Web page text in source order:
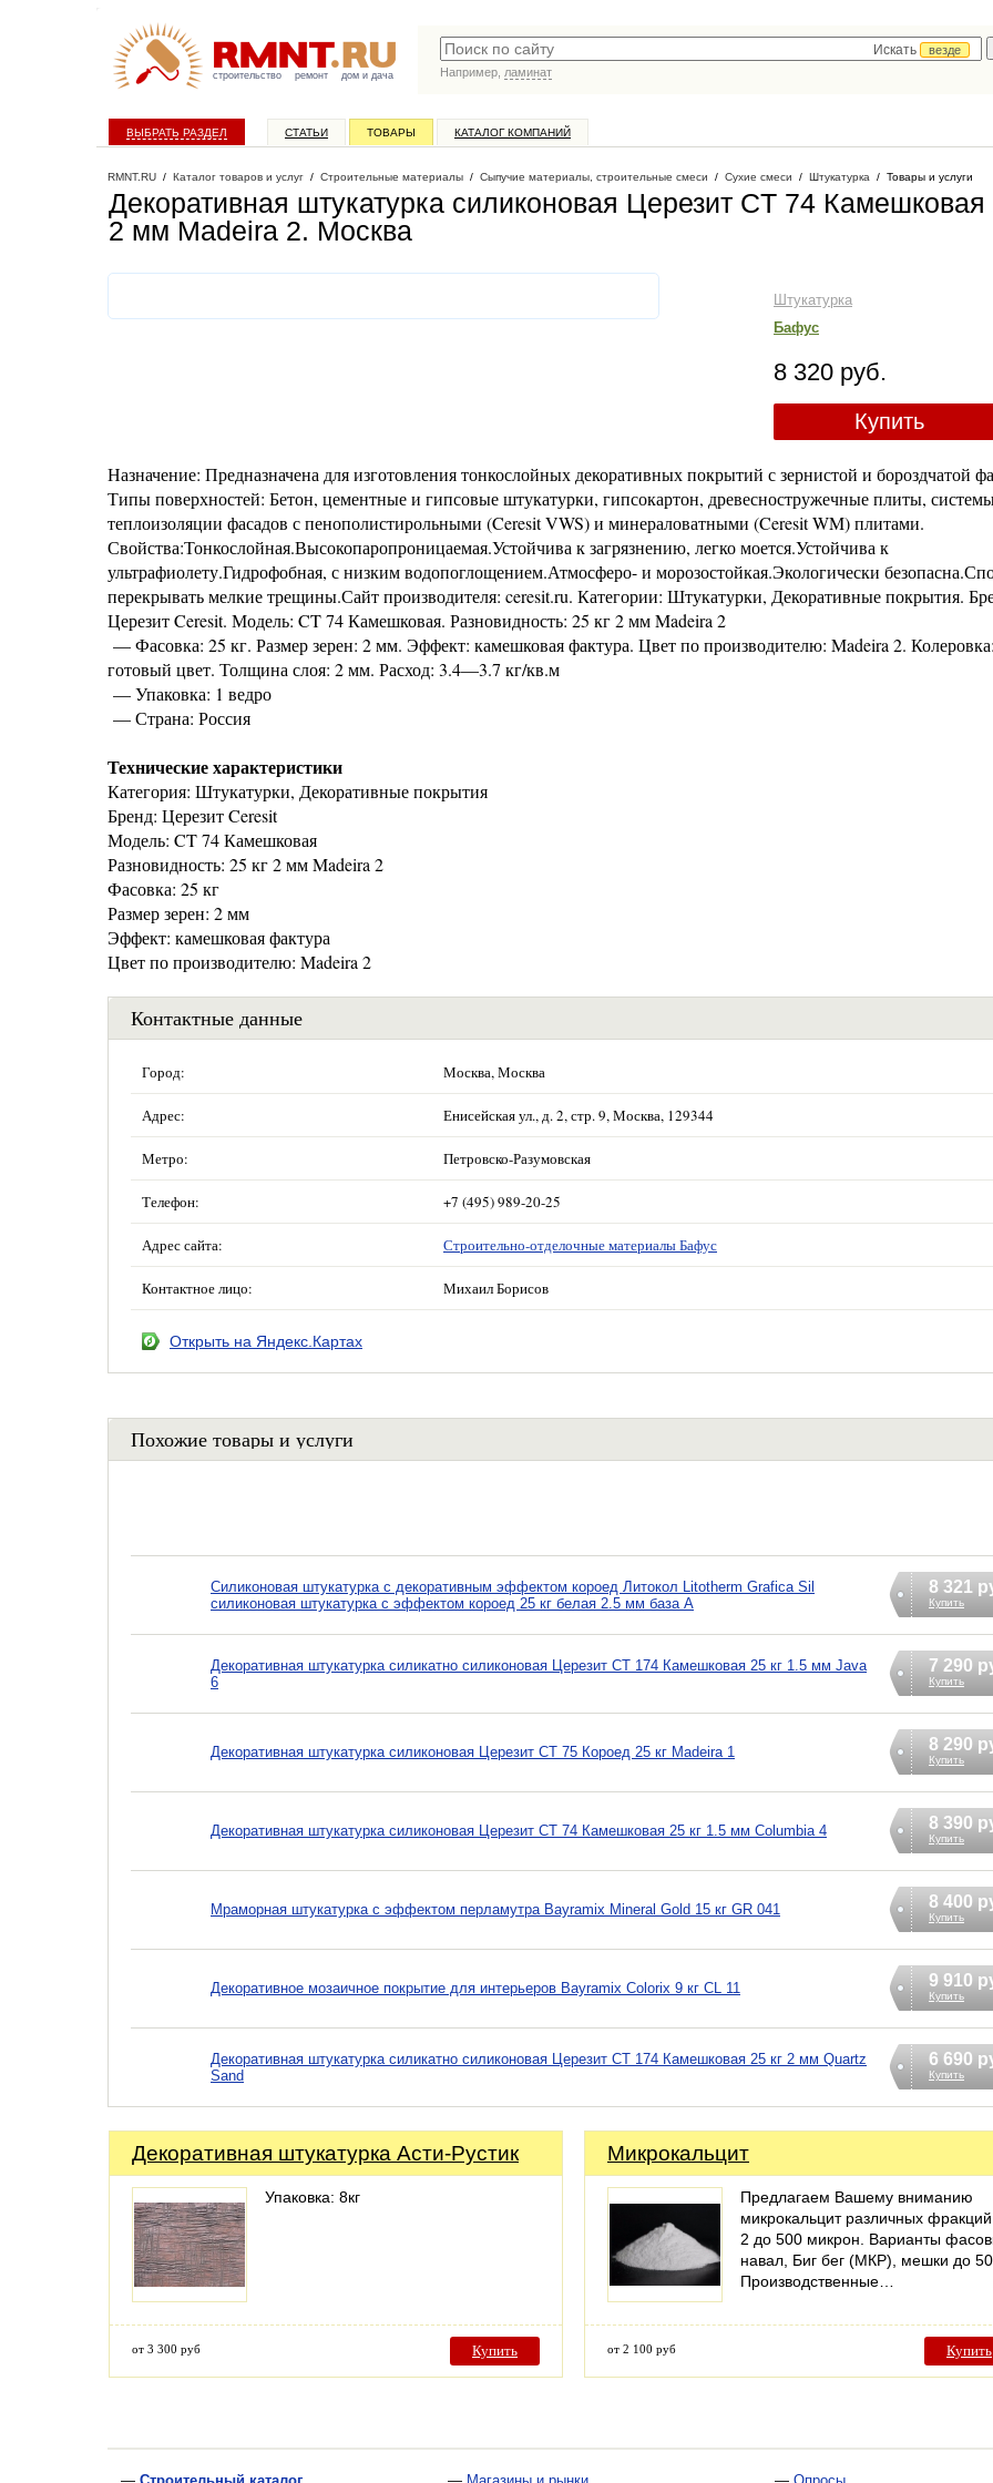
строительство ремонт дом и дача
Искать
везде
Например, ламинат
ВЫБРАТЬ РАЗДЕЛ СТАТЬИ ТОВАРЫ КАТАЛОГ КОМПАНИЙ
RMNT.RU / Каталог товаров и услуг / Строительные материалы / Сыпучие материалы, строительные смеси / Сухие смеси / Штукатурка / Товары и услуги
Декоративная штукатурка силиконовая Церезит CT 74 Камешковая
2 мм Madeira 2. Москва
Штукатурка
Бафус
8 320 руб.
Купить
Назначение: Предназначена для изготовления тонкослойных декоративных покрытий с зернистой и бороздчатой
Типы поверхностей: Бетон, цементные и гипсовые штукатурки, гипсокартон, древесностружечные плиты,
теплоизоляции фасадов с пенополистирольными (Ceresit VWS) и минераловатными (Ceresit WM) плитами.
Свойства:Тонкослойная.Высокопаропроницаемая.Устойчива к загрязнению, легко моется.Устойчива к
ультрафиолету.Гидрофобная, с низким водопоглощением.Атмосферо- и морозостойкая.Экологически
перекрывать мелкие трещины.Сайт производителя: ceresit.ru. Категории: Штукатурки, Декоративные покрытия.
Церезит Ceresit. Модель: CT 74 Камешковая. Разновидность: 25 кг 2 мм Madeira 2
— Фасовка: 25 кг. Размер зерен: 2 мм. Эффект: камешковая фактура. Цвет по производителю: Madeira 2. Колеровка:
готовый цвет. Толщина слоя: 2 мм. Расход: 3.4—3.7 кг/кв.м
— Упаковка: 1 ведро
— Страна: Россия
Технические характеристики
Категория: Штукатурки, Декоративные покрытия
Бренд: Церезит Ceresit
Модель: CT 74 Камешковая
Разновидность: 25 кг 2 мм Madeira 2
Фасовка: 25 кг
Размер зерен: 2 мм
Эффект: камешковая фактура
Цвет по производителю: Madeira 2
Контактные данные
Город: Москва, Москва
Адрес: Енисейская ул., д. 2, стр. 9, Москва, 129344
Метро: Петровско-Разумовская
Телефон: +7 (495) 989-20-25
Адрес сайта: Строительно-отделочные материалы Бафус
Контактное лицо: Михаил Борисов
Открыть на Яндекс.Картах
Похожие товары и услуги
Силиконовая штукатурка с декоративным эффектом короед Литокол Litotherm Grafica Sil
силиконовая штукатурка с эффектом короед 25 кг белая 2.5 мм база A
8 321
Купить
Декоративная штукатурка силикатно силиконовая Церезит CT 174 Камешковая 25 кг 1.5 мм Java
6
7 290
Купить
Декоративная штукатурка силиконовая Церезит CT 75 Короед 25 кг Madeira 1 8 290
Купить
Декоративная штукатурка силиконовая Церезит CT 74 Камешковая 25 кг 1.5 мм Columbia 4 8 390
Купить
Мраморная штукатурка с эффектом перламутра Bayramix Mineral Gold 15 кг GR 041 8 400
Купить
Декоративное мозаичное покрытие для интерьеров Bayramix Colorix 9 кг CL 11 9 910
Купить
Декоративная штукатурка силикатно силиконовая Церезит CT 174 Камешковая 25 кг 2 мм Quartz
Sand
6 690
Купить
Декоративная штукатурка Асти-Рустик
Упаковка: 8кг
от 3 300 руб Купить
Микрокальцит
Предлагаем Вашему вниманию
микрокальцит различных
2 до 500 микрон. Варианты
навал, Биг бег (МКР), мешки до 50
Производственные…
от 2 100 руб Купить
— Строительный каталог — Магазины и рынки — Опросы